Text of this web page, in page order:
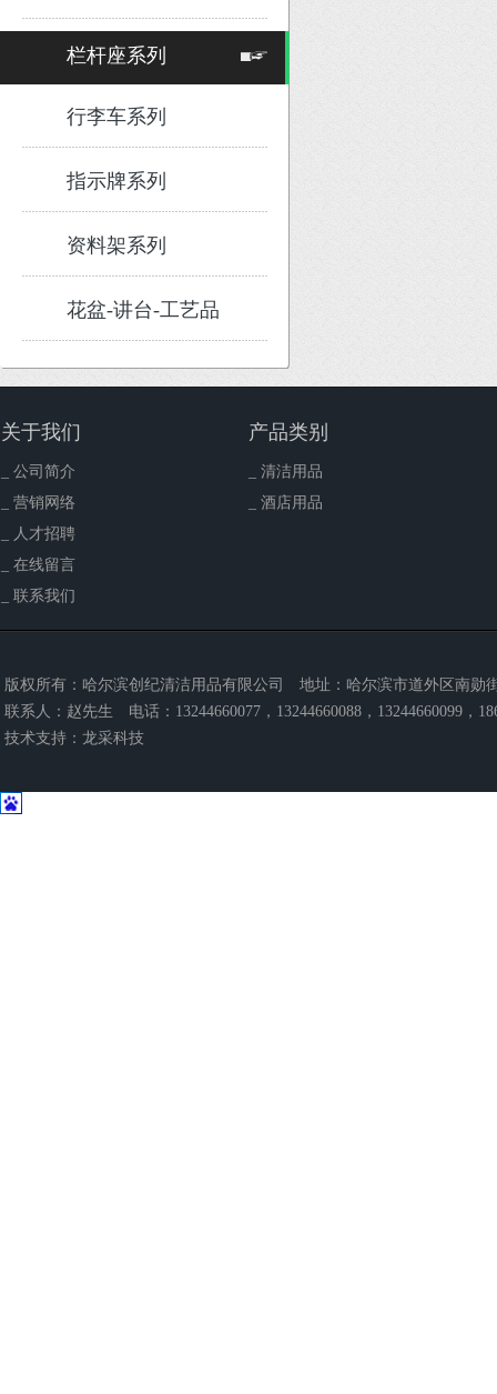
栏杆座系列
行李车系列
指示牌系列
资料架系列
花盆-讲台-工艺品
关于我们
_ 公司简介
_ 营销网络
_ 人才招聘
_ 在线留言
_ 联系我们
产品类别
_ 清洁用品
_ 酒店用品
版权所有：哈尔滨创纪清洁用品有限公司 地址：哈尔滨市道外区南勋
联系人：赵先生 电话：13244660077，13244660088，13244660099，
技术支持： 龙采科技